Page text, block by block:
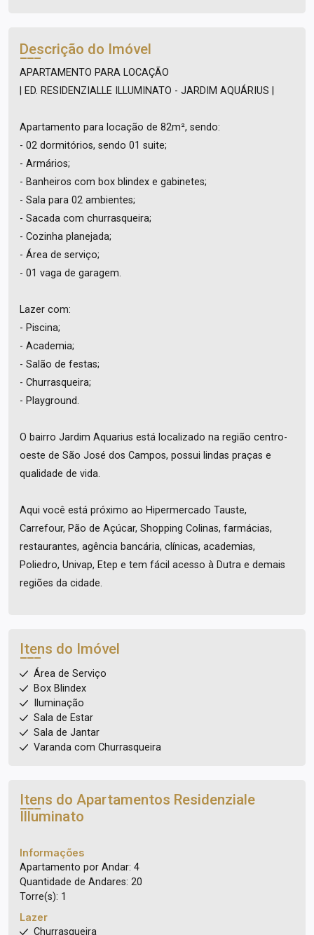
Descrição do Imóvel
APARTAMENTO PARA LOCAÇÃO
| ED. RESIDENZIALLE ILLUMINATO - JARDIM AQUÁRIUS |
Apartamento para locação de 82m², sendo:
- 02 dormitórios, sendo 01 suite;
- Armários;
- Banheiros com box blindex e gabinetes;
- Sala para 02 ambientes;
- Sacada com churrasqueira;
- Cozinha planejada;
- Área de serviço;
- 01 vaga de garagem.
Lazer com:
- Piscina;
- Academia;
- Salão de festas;
- Churrasqueira;
- Playground.
O bairro Jardim Aquarius está localizado na região centro-
oeste de São José dos Campos, possui lindas praças e
qualidade de vida.
Aqui você está próximo ao Hipermercado Tauste,
Carrefour, Pão de Açúcar, Shopping Colinas, farmácias,
restaurantes, agência bancária, clínicas, academias,
Poliedro, Univap, Etep e tem fácil acesso à Dutra e demais
regiões da cidade.
Itens do Imóvel
Área de Serviço
Box Blindex
Iluminação
Sala de Estar
Sala de Jantar
Varanda com Churrasqueira
Itens do Apartamentos Residenziale
Illuminato
Informações
Apartamento por Andar: 4
Quantidade de Andares: 20
Torre(s): 1
Lazer
Churrasqueira